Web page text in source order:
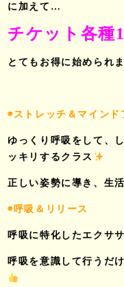
に加えて…
チケット各種
とてもお得に始められ
◉ストレッチ＆マインド
ゆっくり呼吸をして、
ッキリするクラス
正しい姿勢に導き、生
◉呼吸＆リリース
呼吸に特化したエクササ
呼吸を意識して行うだ